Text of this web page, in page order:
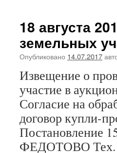
18 августа
земельных
Опубликовано 14.07.2017
Извещение о
участие в
Согласие на
договор купли-
Постановление
ФЕДОТОВО Тех.